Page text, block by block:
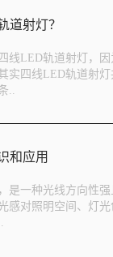
道射灯？
线LED轨道射灯，
实四线LED轨道射
..
和应用
是一种光线方向性
感对照明空间、灯